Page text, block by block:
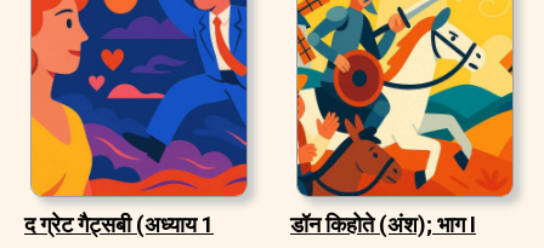
द ग्रेट गैट्सबी (अध्याय 1
डॉन किहोते (अंश); भाग I